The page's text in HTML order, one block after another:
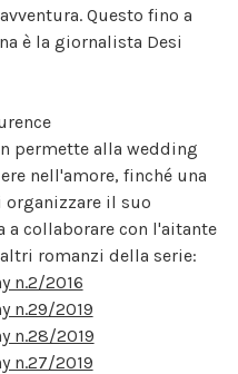
Questo fino a
è la giornalista Desi
permette alla wedding
nell'amore, finché una
organizzare il suo
collaborare con l'aitante
romanzi della serie:
n.2/2016
n.29/2019
n.28/2019
n.27/2019